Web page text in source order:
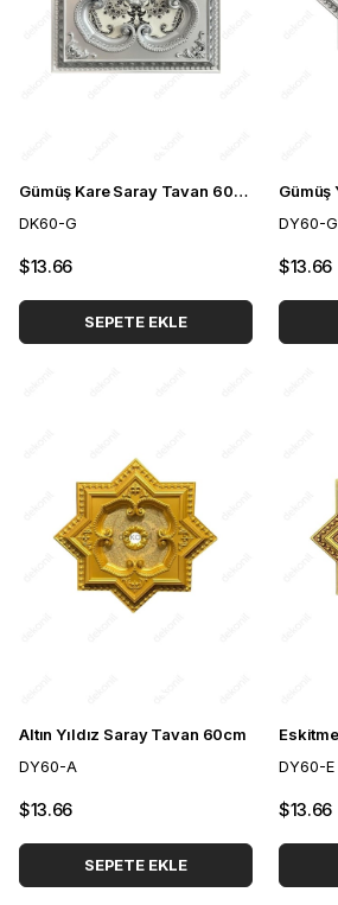
Gümüş Kare Saray Tavan 60*60 cm
DK60-G
$13.66
SEPETE EKLE
DY60-G
$13.66
Altın Yıldız Saray Tavan 60cm
DY60-A
$13.66
SEPETE EKLE
DY60-E
$13.66